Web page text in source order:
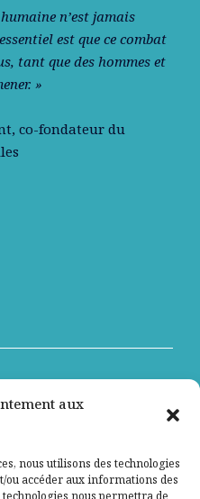
aux
nous utilisons des technologies
ou accéder aux informations des
nous permettra de
n’est jamais
est que ce combat
tant que des hommes et
»
co-fondateur du